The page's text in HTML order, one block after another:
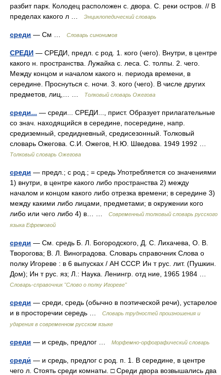
разбит парк. Колодец расположен с. двора. С. реки остров. // В
пределах какого л …
Энциклопедический словарь
среди — См … Словарь синонимов
СРЕДИ — СРЕДИ, предл. с род. 1. кого (чего). Внутри, в центре
какого н. пространства. Лужайка с. леса. С. толпы. 2. чего.
Между концом и началом какого н. периода времени, в
середине. Проснуться с. ночи. 3. кого (чего). В числе других
предметов, лиц,… …
Толковый словарь Ожегова
среди... — среди... СРЕДИ..., прист. Образует прилагательные
со знач. находящийся в середине, посередине, напр.
средиземный, средидневный, средисезонный. Толковый
словарь Ожегова. С.И. Ожегов, Н.Ю. Шведова. 1949 1992 …
Толковый словарь Ожегова
среди — предл.; с род.; = средь Употребляется со значениями
1) внутри, в центре какого либо пространства 2) между
началом и концом какого либо отрезка времени; в середине 3)
между какими либо лицами, предметами; в окружении кого
либо или чего либо 4) в… …
Современный толковый словарь русского
языка Ефремовой
среди — См. средь Б. Л. Богородского, Д. С. Лихачева, О. В.
Творогова; В. Л. Виноградова. Словарь справочник Слова о
полку Игореве : в 6 выпусках / АН СССР. Ин т рус. лит. (Пушкин.
Дом); Ин т рус. яз; Л.: Наука. Ленингр. отд ние, 1965 1984 …
Словарь-справочник "Слово о полку Игореве"
среди — среди, средь (обычно в поэтической речи), устарелое
и в просторечии середь …
Словарь трудностей произношения и
ударения в современном русском языке
среди — и средь, предлог … Морфемно-орфографический словарь
среди́ — и средь, предлог с род. п. 1. В середине, в центре
чего л. Стоять среди комнаты. □ Среди двора возвышались два